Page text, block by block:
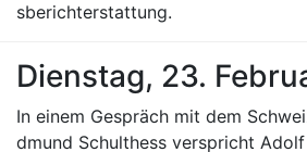
sberichterstattung.
Dienstag, 23.
In einem Gespräch mit dem
dmund Schulthess verspricht